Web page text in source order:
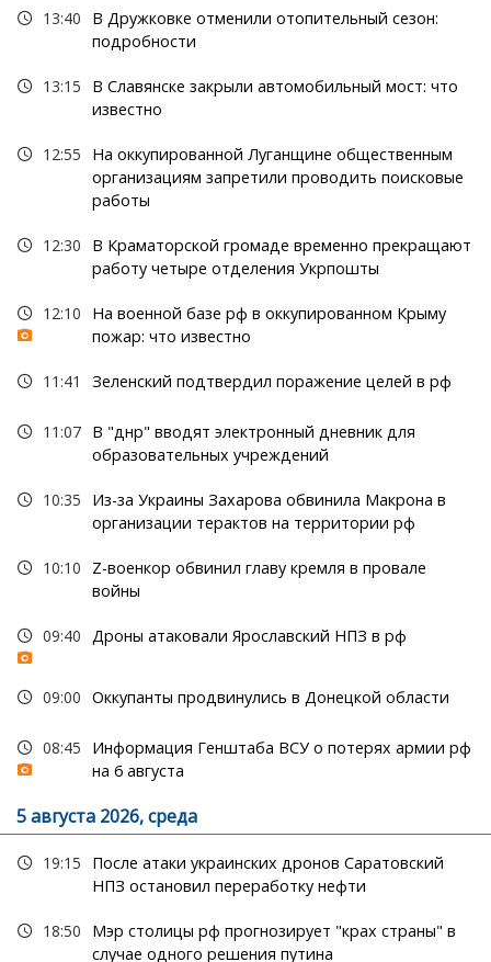
13:40
В Дружковке отменили отопительный сезон:
подробности
13:15
В Славянске закрыли автомобильный мост: что
известно
12:55
На оккупированной Луганщине общественным
организациям запретили проводить поисковые
работы
12:30
В Краматорской громаде временно прекращают
работу четыре отделения Укрпошты
12:10
На военной базе рф в оккупированном Крыму
пожар: что известно
11:41 Зеленский подтвердил поражение целей в рф
11:07 В "днр" вводят электронный дневник для
образовательных учреждений
10:35
Из-за Украины Захарова обвинила Макрона в
организации терактов на территории рф
10:10
Z-военкор обвинил главу кремля в провале
войны
09:40 Дроны атаковали Ярославский НПЗ в рф
09:00 Оккупанты продвинулись в Донецкой области
08:45
Информация Генштаба ВСУ о потерях армии рф
на 6 августа
5 августа 2026, среда
19:15
После атаки украинских дронов Саратовский
НПЗ остановил переработку нефти
18:50
Мэр столицы рф прогнозирует "крах страны" в
случае одного решения путина